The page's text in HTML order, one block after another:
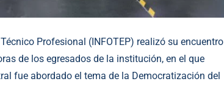
Profesional (INFOTEP) realizó su encuentro
de los egresados de la institución, en el que
fue abordado el tema de la Democratización del